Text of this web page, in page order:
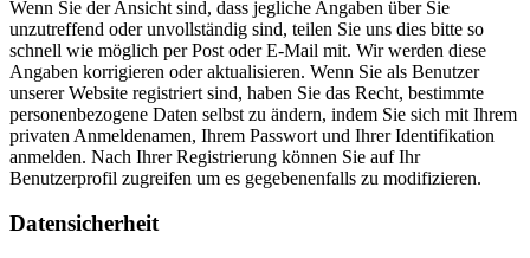
Wenn Sie der Ansicht sind, dass jegliche Angaben über Sie
unzutreffend oder unvollständig sind, teilen Sie uns dies bitte so
schnell wie möglich per Post oder E-Mail mit. Wir werden diese
Angaben korrigieren oder aktualisieren. Wenn Sie als Benutzer
unserer Website registriert sind, haben Sie das Recht, bestimmte
personenbezogene Daten selbst zu ändern, indem Sie sich mit Ihrem
privaten Anmeldenamen, Ihrem Passwort und Ihrer Identifikation
anmelden. Nach Ihrer Registrierung können Sie auf Ihr
Benutzerprofil zugreifen um es gegebenenfalls zu modifizieren.
Datensicherheit